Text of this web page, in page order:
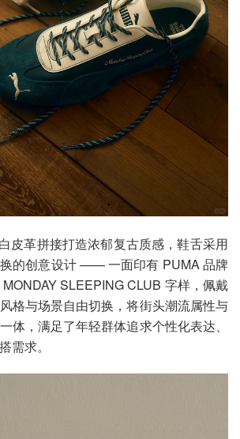
皮革拼接打造浓郁复古质感，鞋舌采用
的创意设计 —— 一面印有 PUMA 品牌
SLEEPING CLUB 字样，佩戴
格与场景自由切换，将街头潮流属性与
体，满足了年轻群体追求个性化表达、
需求。